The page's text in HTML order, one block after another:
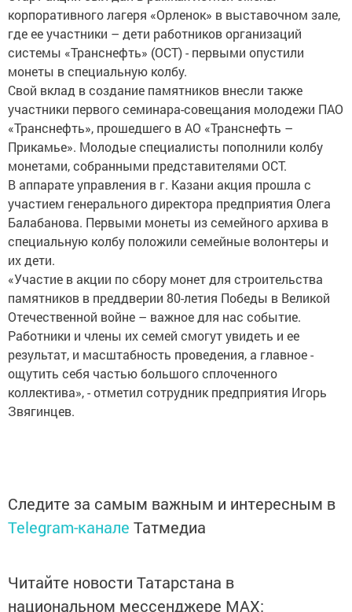
корпоративного лагеря «Орленок» в выставочном зале,
где ее участники – дети работников организаций
системы «Транснефть» (ОСТ) - первыми опустили
монеты в специальную колбу.
Свой вклад в создание памятников внесли также
участники первого семинара-совещания молодежи ПАО
«Транснефть», прошедшего в АО «Транснефть –
Прикамье». Молодые специалисты пополнили колбу
монетами, собранными представителями ОСТ.
В аппарате управления в г. Казани акция прошла с
участием генерального директора предприятия Олега
Балабанова. Первыми монеты из семейного архива в
специальную колбу положили семейные волонтеры и
их дети.
«Участие в акции по сбору монет для строительства
памятников в преддверии 80-летия Победы в Великой
Отечественной войне – важное для нас событие.
Работники и члены их семей смогут увидеть и ее
результат, и масштабность проведения, а главное -
ощутить себя частью большого сплоченного
коллектива», - отметил сотрудник предприятия Игорь
Звягинцев.
Следите за самым важным и интересным в
Telegram-канале Татмедиа
Читайте новости Татарстана в
национальном мессенджере MАХ: